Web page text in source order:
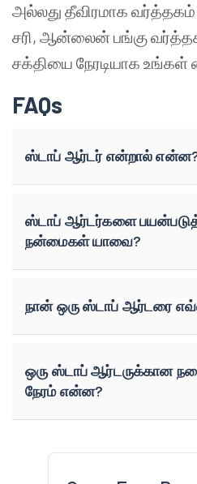
அல்லது தீவிரமாக வர்த்தகம்
சரி, ஆன்லைன் பங்கு
சக்தியை நேரடியாக உங்கள்
FAQs
ஸ்டாப் ஆர்டர் என்றால்
ஸ்டாப் ஆர்டர்களை
நன்மைகள் யாவை?
நான் ஒரு ஸ்டாப் ஆர்டரை
ஒரு ஸ்டாப் ஆர்டருக்கான
நேரம் என்ன?